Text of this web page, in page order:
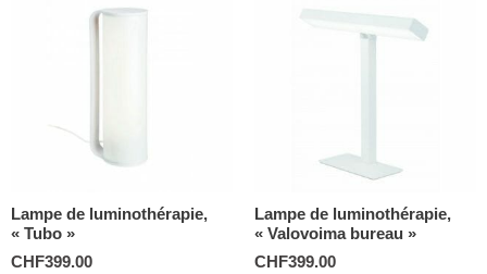
Lampe de luminothérapie,
« Tubo »
CHF399.00
Lampe de luminothérapie,
« Valovoima bureau »
CHF399.00